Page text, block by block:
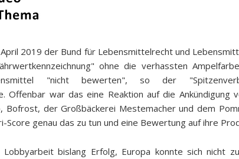
2019 der Bund für Lebensmittelrecht und
ohne die verhassten
"nicht bewerten", so der
Offenbar war das eine Reaktion auf die Ankündigung
der Großbäckerei Mestemacher und dem
Score genau das zu tun und eine Bewertung auf ihre
bislang Erfolg, Europa konnte sich nicht